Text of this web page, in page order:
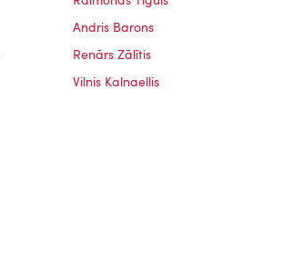
Andris Barons
Renārs Zālītis
Vilnis Kalnaellis